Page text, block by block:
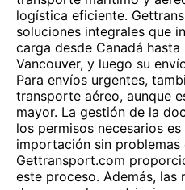
logística eficiente.
soluciones integrales que
carga desde Canadá
Vancouver, y luego su
Para envíos urgentes,
transporte aéreo, aunque
mayor. La gestión de la
los permisos necesarios
importación sin problemas
Gettransport.com
este proceso. Además, las